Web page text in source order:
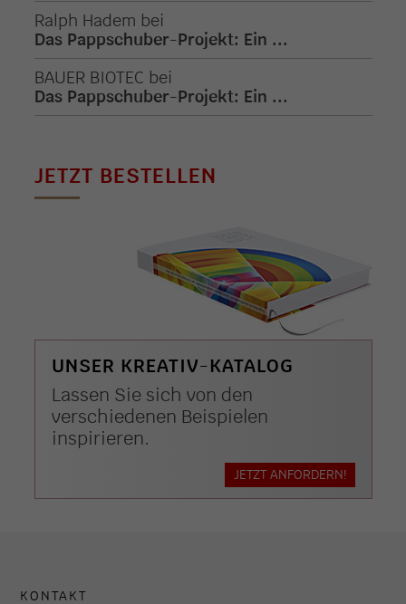
Ralph Hadem bei
Das Pappschuber-Projekt: Ein ...
BAUER BIOTEC bei
Das Pappschuber-Projekt: Ein ...
JETZT BESTELLEN
UNSER KREATIV-KATALOG
Lassen Sie sich von den
verschiedenen Beispielen
inspirieren.
JETZT ANFORDERN!
KONTAKT